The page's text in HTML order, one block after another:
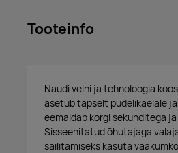
Tooteinfo
Naudi veini ja tehnoloogia
asetub täpselt pudelikaelale
eemaldab korgi sekunditega
Sisseehitatud õhutajaga
säilitamiseks kasuta